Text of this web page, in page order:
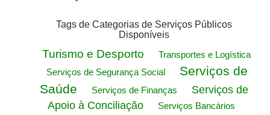
Tags de Categorias de Serviços Públicos
Disponíveis
Turismo e Desporto
Transportes e Logística
Serviços de Segurança Social
Serviços de
Saúde
Serviços de Finanças
Serviços de
Apoio à Conciliação
Serviços Bancários